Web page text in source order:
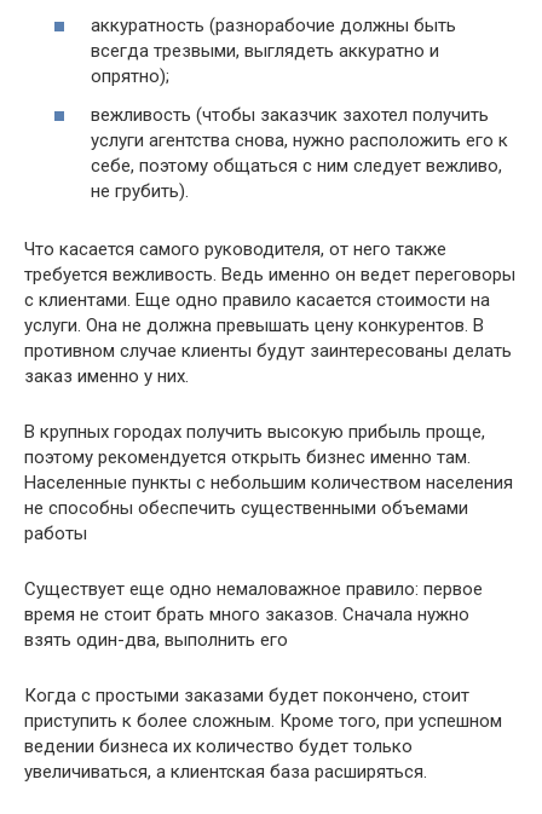
аккуратность (разнорабочие должны быть
всегда трезвыми, выглядеть аккуратно и
опрятно);
вежливость (чтобы заказчик захотел получить
услуги агентства снова, нужно расположить его к
себе, поэтому общаться с ним следует вежливо,
не грубить).
Что касается самого руководителя, от него также
требуется вежливость. Ведь именно он ведет переговоры
с клиентами. Еще одно правило касается стоимости на
услуги. Она не должна превышать цену конкурентов. В
противном случае клиенты будут заинтересованы делать
заказ именно у них.
В крупных городах получить высокую прибыль проще,
поэтому рекомендуется открыть бизнес именно там.
Населенные пункты с небольшим количеством населения
не способны обеспечить существенными объемами
работы
Существует еще одно немаловажное правило: первое
время не стоит брать много заказов. Сначала нужно
взять один-два, выполнить его
Когда с простыми заказами будет покончено, стоит
приступить к более сложным. Кроме того, при успешном
ведении бизнеса их количество будет только
увеличиваться, а клиентская база расширяться.